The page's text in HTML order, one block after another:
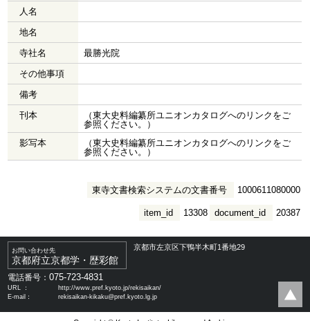
人名
地名
寺社名
最勝光院
その他事項
備考
刊本
（東大史料編纂所ユニオンカタログへのリンクをご
参照ください。）
影写本
（東大史料編纂所ユニオンカタログへのリンクをご
参照ください。）
東寺文書検索システムの文書番号 1000611080000
document_id 20387
item_id 13308
お問い合わせ先
京都府立京都学・歴彩館
京都市左京区下鴨半木町1番地29
電話番号：075-723-4831
URL ：
http://www.pref.kyoto.jp/rekisaikan/
E-mail：
rekisaikan-kikaku@pref.kyoto.lg.jp